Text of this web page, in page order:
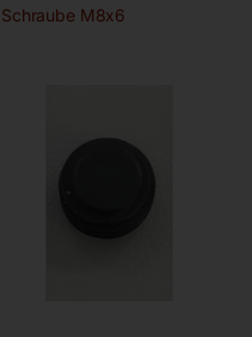
Schraube M8x6